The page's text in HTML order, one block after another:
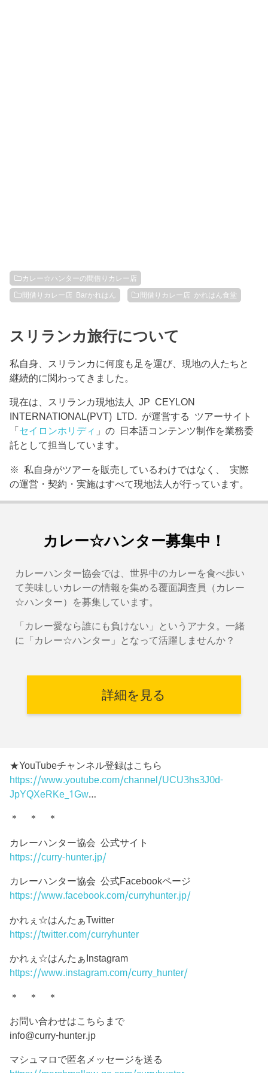
カレー☆ハンターの間借りカレー店
間借りカレー店 Barかれはん
間借りカレー店 かれはん食堂
スリランカ旅行について
私自身、スリランカに何度も足を運び、現地の人たちと
継続的に関わってきました。
現在は、スリランカ現地法人 JP CEYLON
INTERNATIONAL(PVT) LTD. が運営する ツアーサイト
「セイロンホリディ 」の 日本語コンテンツ制作を業務委
託として担当しています。
※ 私自身がツアーを販売しているわけではなく、 実際
の運営・契約・実施はすべて現地法人が行っています。
カレー☆ハンター募集中！
カレーハンター協会では、世界中のカレーを食べ歩い
て美味しいカレーの情報を集める覆面調査員（カレー
☆ハンター）を募集しています。
「カレー愛なら誰にも負けない」というアナタ。一緒
に「カレー☆ハンター」となって活躍しませんか？
詳細を見る
★YouTubeチャンネル登録はこちら
https://www.youtube.com/channel/UCU3hs3J0d-
JpYQXeRKe_1Gw…
＊ ＊ ＊
カレーハンター協会 公式サイト
https://curry-hunter.jp/
カレーハンター協会 公式Facebookページ
https://www.facebook.com/curryhunter.jp/
かれぇ☆はんたぁTwitter
https://twitter.com/curryhunter
かれぇ☆はんたぁInstagram
https://www.instagram.com/curry_hunter/
＊ ＊ ＊
お問い合わせはこちらまで
info@curry-hunter.jp
マシュマロで匿名メッセージを送る